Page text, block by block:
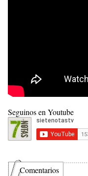
Seguinos en Youtube
Comentarios